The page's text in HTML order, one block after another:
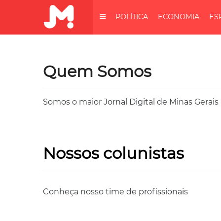
POLÍTICA ECONOMIA
Quem Somos
Somos o maior Jornal Digital de Minas Gerais
Nossos colunistas
Conheça nosso time de profissionais